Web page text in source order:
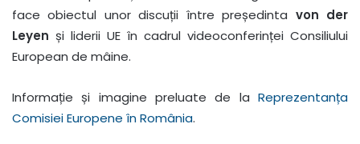
face obiectul unor discuții între președinta von der
Leyen și liderii UE în cadrul videoconferinței Consiliului
European de mâine.
Informație și imagine preluate de la Reprezentanța
Comisiei Europene în România.